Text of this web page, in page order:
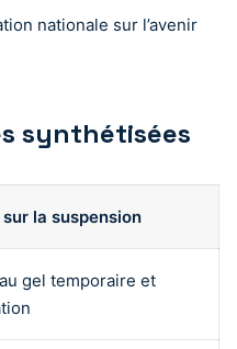
nationale sur l’avenir
synthétisées
la suspension
gel temporaire et